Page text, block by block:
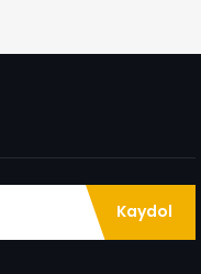
Kaydol